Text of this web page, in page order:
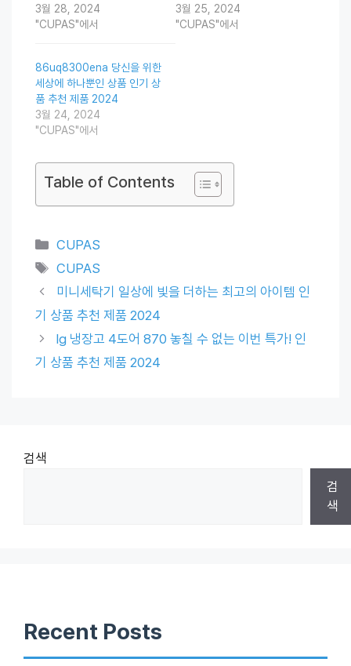
3월 28, 2024
"CUPAS"에서
3월 25, 2024
"CUPAS"에서
86uq8300ena 당신을 위한
세상에 하나뿐인 상품 인기 상
품 추천 제품 2024
3월 24, 2024
"CUPAS"에서
Table of Contents
Categories
CUPAS
Tags
CUPAS
미니세탁기 일상에 빛을 더하는 최고의 아이템 인
기 상품 추천 제품 2024
lg 냉장고 4도어 870 놓칠 수 없는 이번 특가! 인
기 상품 추천 제품 2024
검색
검
색
Recent Posts